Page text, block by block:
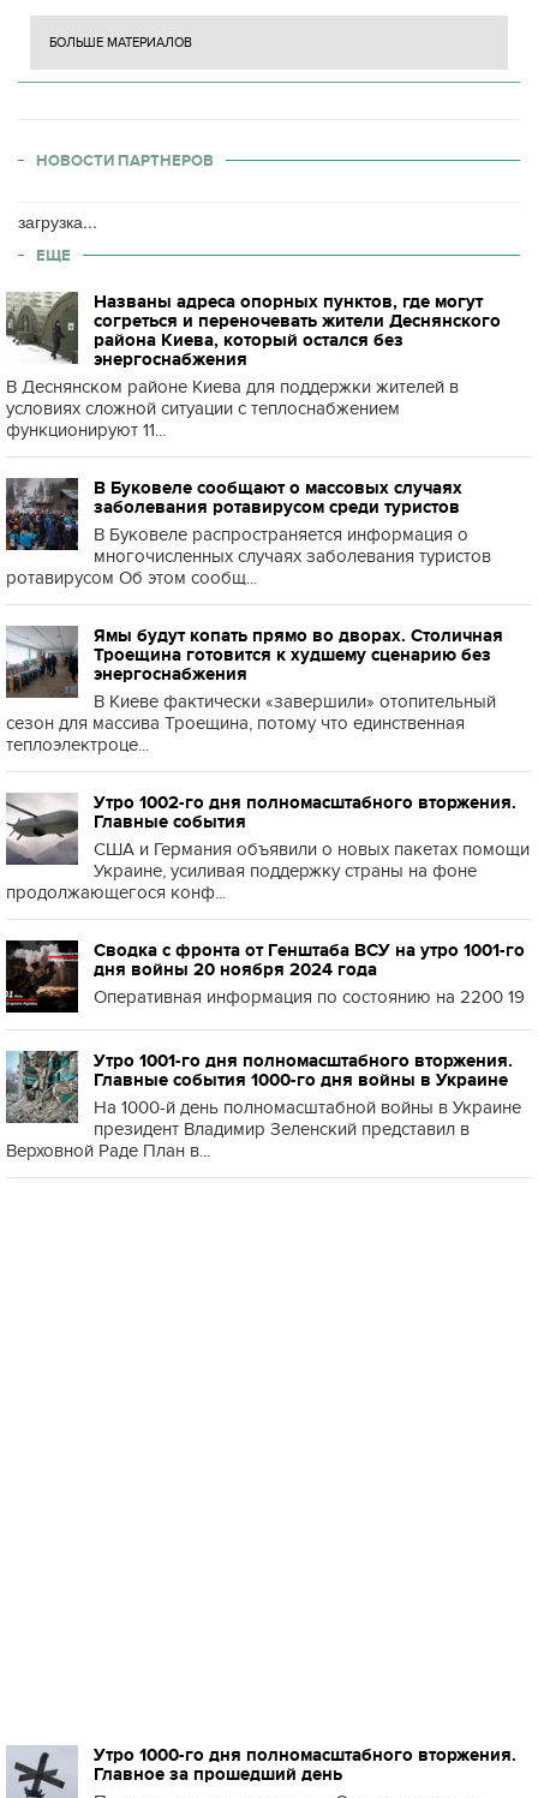
БОЛЬШЕ МАТЕРИАЛОВ
НОВОСТИ ПАРТНЕРОВ
загрузка...
ЕЩЕ
Названы адреса опорных пунктов, где могут
согреться и переночевать жители Деснянского
района Киева, который остался без
энергоснабжения
В Деснянском районе Киева для поддержки жителей в
условиях сложной ситуации с теплоснабжением
функционируют 11...
В Буковеле сообщают о массовых случаях
заболевания ротавирусом среди туристов
В Буковеле распространяется информация о
многочисленных случаях заболевания туристов
ротавирусом Об этом сообщ...
Ямы будут копать прямо во дворах. Столичная
Троещина готовится к худшему сценарию без
энергоснабжения
В Киеве фактически «завершили» отопительный
сезон для массива Троещина, потому что единственная
теплоэлектроце...
Утро 1002-го дня полномасштабного вторжения.
Главные события
США и Германия объявили о новых пакетах помощи
Украине, усиливая поддержку страны на фоне
продолжающегося конф...
Сводка с фронта от Генштаба ВСУ на утро 1001-го
дня войны 20 ноября 2024 года
Оперативная информация по состоянию на 2200 19
Утро 1001-го дня полномасштабного вторжения.
Главные события 1000-го дня войны в Украине
На 1000-й день полномасштабной войны в Украине
президент Владимир Зеленский представил в
Верховной Раде План в...
Утро 1000-го дня полномасштабного вторжения.
Главное за прошедший день